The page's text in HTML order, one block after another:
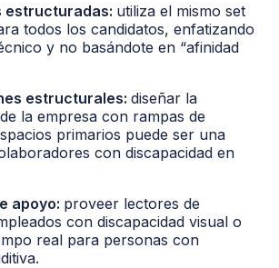
estructuradas: utiliza el mismo set
todos los candidatos, enfatizando
y no basándote en “afinidad
estructurales:diseñar la
la empresa con rampas de
primarios puede ser una
con discapacidad en
apoyo: proveer lectores de
con discapacidad visual o
real para personas con